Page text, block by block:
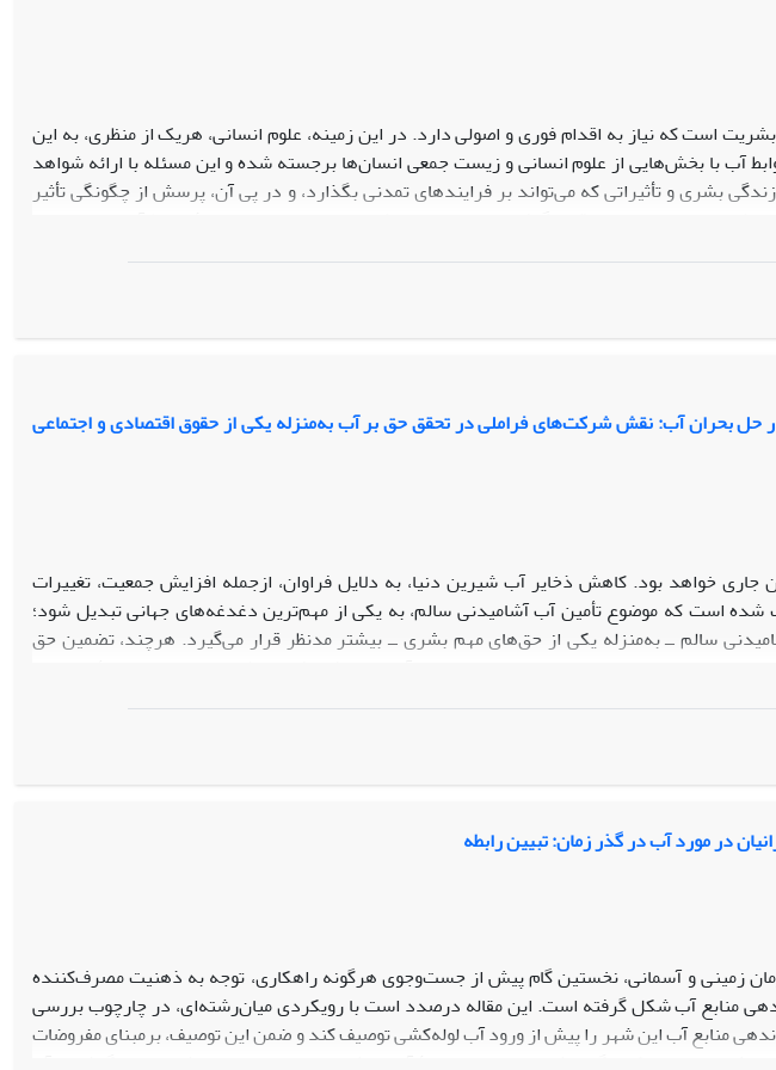
است که نیاز به اقدام فوری و اصولی دارد. در این زمینه، علوم انسانی، هریک از منظری، به این
آب با بخش‌هایی از علوم انسانی و زیست جمعی انسان‌ها برجسته شده و این مسئله با ارائه شواهد
بشری و تأثیراتی که می‌تواند بر فرایندهای تمدنی بگذارد، و در پی آن، پرسش از چگونگی تأثیر
کانون توجه این مقاله قرار گرفته است. البته تمرکز مفهومی مقاله بر مسئلۀ روابط آب و سیاست و
است. مقاله با مروری بر ادبیات پژوهش و مبانی نظری بحث نشان می‌دهد که بحران آب می‌تواند
به بدویت کند. این احتمال از طریق بازخوانی شواهد تجربی و مصداق‌های گوناگونی همچون آب و
جمع‌بندی مقاله این است که آب باید به موضوعی برای پژوهش‌های «فرارشته‌ای» تبدیل شود و
«سیاست‌گذاری عمومی» قرار گیرد، تا بتوان برنامه‌ای کلان و جامع برای برخورد با این «فرابحران»
آب: نقش شرکت‌های فراملی در تحقق حق بر آب به‌منزله یکی از حقوق اقتصادی و اجتماعی
خواهد بود. کاهش ذخایر آب شیرین دنیا، به دلایل فراوان، ازجمله افزایش جمعیت، تغییرات
شده است که موضوع تأمین آب آشامیدنی سالم، به یکی از مهم‌ترین دغدغه‌های جهانی تبدیل شود؛
سالم ــ ‌به‌منزله یکی از حق‌های مهم بشری ــ بیشتر مدنظر قرار می‌گیرد. هرچند، تضمین حق
بین‌المللی مهم دولت‌ها است، اما حل بحران آب و به‌ویژه یافتن روش‌هایی برای استفادۀ پایدار از
ازجمله بخش خصوصی فعال در این عرصه بسیار دشوارتر خواهد بود. در بخش خصوصی، به‌ویژه
بهره‌مند هستند، در عرصه‌ مدیریت و تأمین منابع آب، مؤثر ظاهر شده‌اند؛ بنابراین، به‌لحاظ اهمیت
در تحقق حق بر آب، اهمیت فراوانی دارد. مقاله حاضر با اتخاذ رویکردی میان‌رشته‌ای، مبانی
حق آب را بررسی کرده، ماهیت و قلمرو این مسئولیت را با توجه به اهمیت سود برای شرکت‌های
در مورد آب در گذر زمان‏: تبیین رابطه
زمینی و آسمانی، نخستین گام پیش از جست‌وجوی هرگونه راهکاری، توجه به ذهنیت مصرف‌کننده
منابع آب شکل گرفته است. این مقاله درصدد است با رویکردی میان‌رشته‌ای، در چارچوب بررسی
منابع آب این شهر را پیش از ورود آب لوله‌کشی توصیف کند و ضمن این توصیف، برمبنای مفروضات